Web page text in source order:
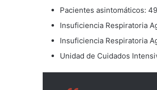
Pacientes asintomáticos:
Insuficiencia Respiratoria
Insuficiencia Respiratoria
Unidad de Cuidados